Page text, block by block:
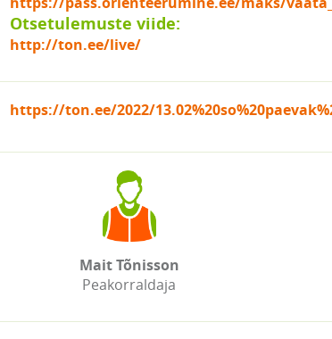
Otsetulemuste viide:
http://ton.ee/live/
https://ton.ee/2022/
Mait Tõnisson
Peakorraldaja